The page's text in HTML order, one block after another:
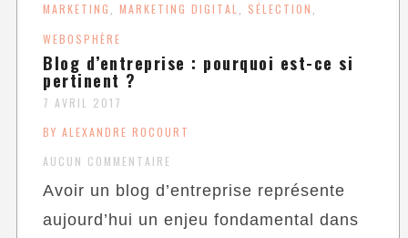
MARKETING , MARKETING DIGITAL , SÉLECTION ,
WEBOSPHÈRE
Blog d’entreprise : pourquoi est-ce si
pertinent ?
7 AVRIL 2017
BY ALEXANDRE ROCOURT
AUCUN COMMENTAIRE
Avoir un blog d’entreprise représente
aujourd’hui un enjeu fondamental dans